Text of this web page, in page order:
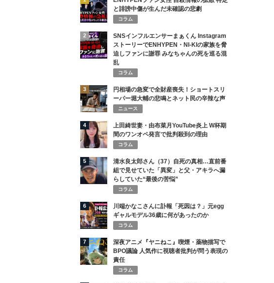
と誹謗中傷が生んだ未確認の悲劇
コラム
2
SNSインフルエンサーまぁくん Instagram
ストーリーでENHYPEN・NI-KIの家族を脅
迫しファンに謝罪 みなちゃんの死を巡る混
乱
コラム
3
円相場の急変で全財産喪失！ショートスリ
ーパー堀大輔の悲鳴とネット民の辛辣な声
ニュース
4
上田綺世妻・由布菜月YouTube炎上 W杯期
間のワンオペ発言で批判殺到の理由
コラム
5
清水良太郎さん（37）自死の真相…直前番
組で見せていた「異変」と父・アキラへ漏
らしていた“最後の苦悩”
コラム
6
川端かなこさんに訃報「死因は？」元egg
ギャルモデル36歳に何があったのか
コラム
7
深夜アニメ『ヤニねこ』喫煙・薬物描写で
BPO議論 人気作に視聴者批判が問う表現の
責任
コラム